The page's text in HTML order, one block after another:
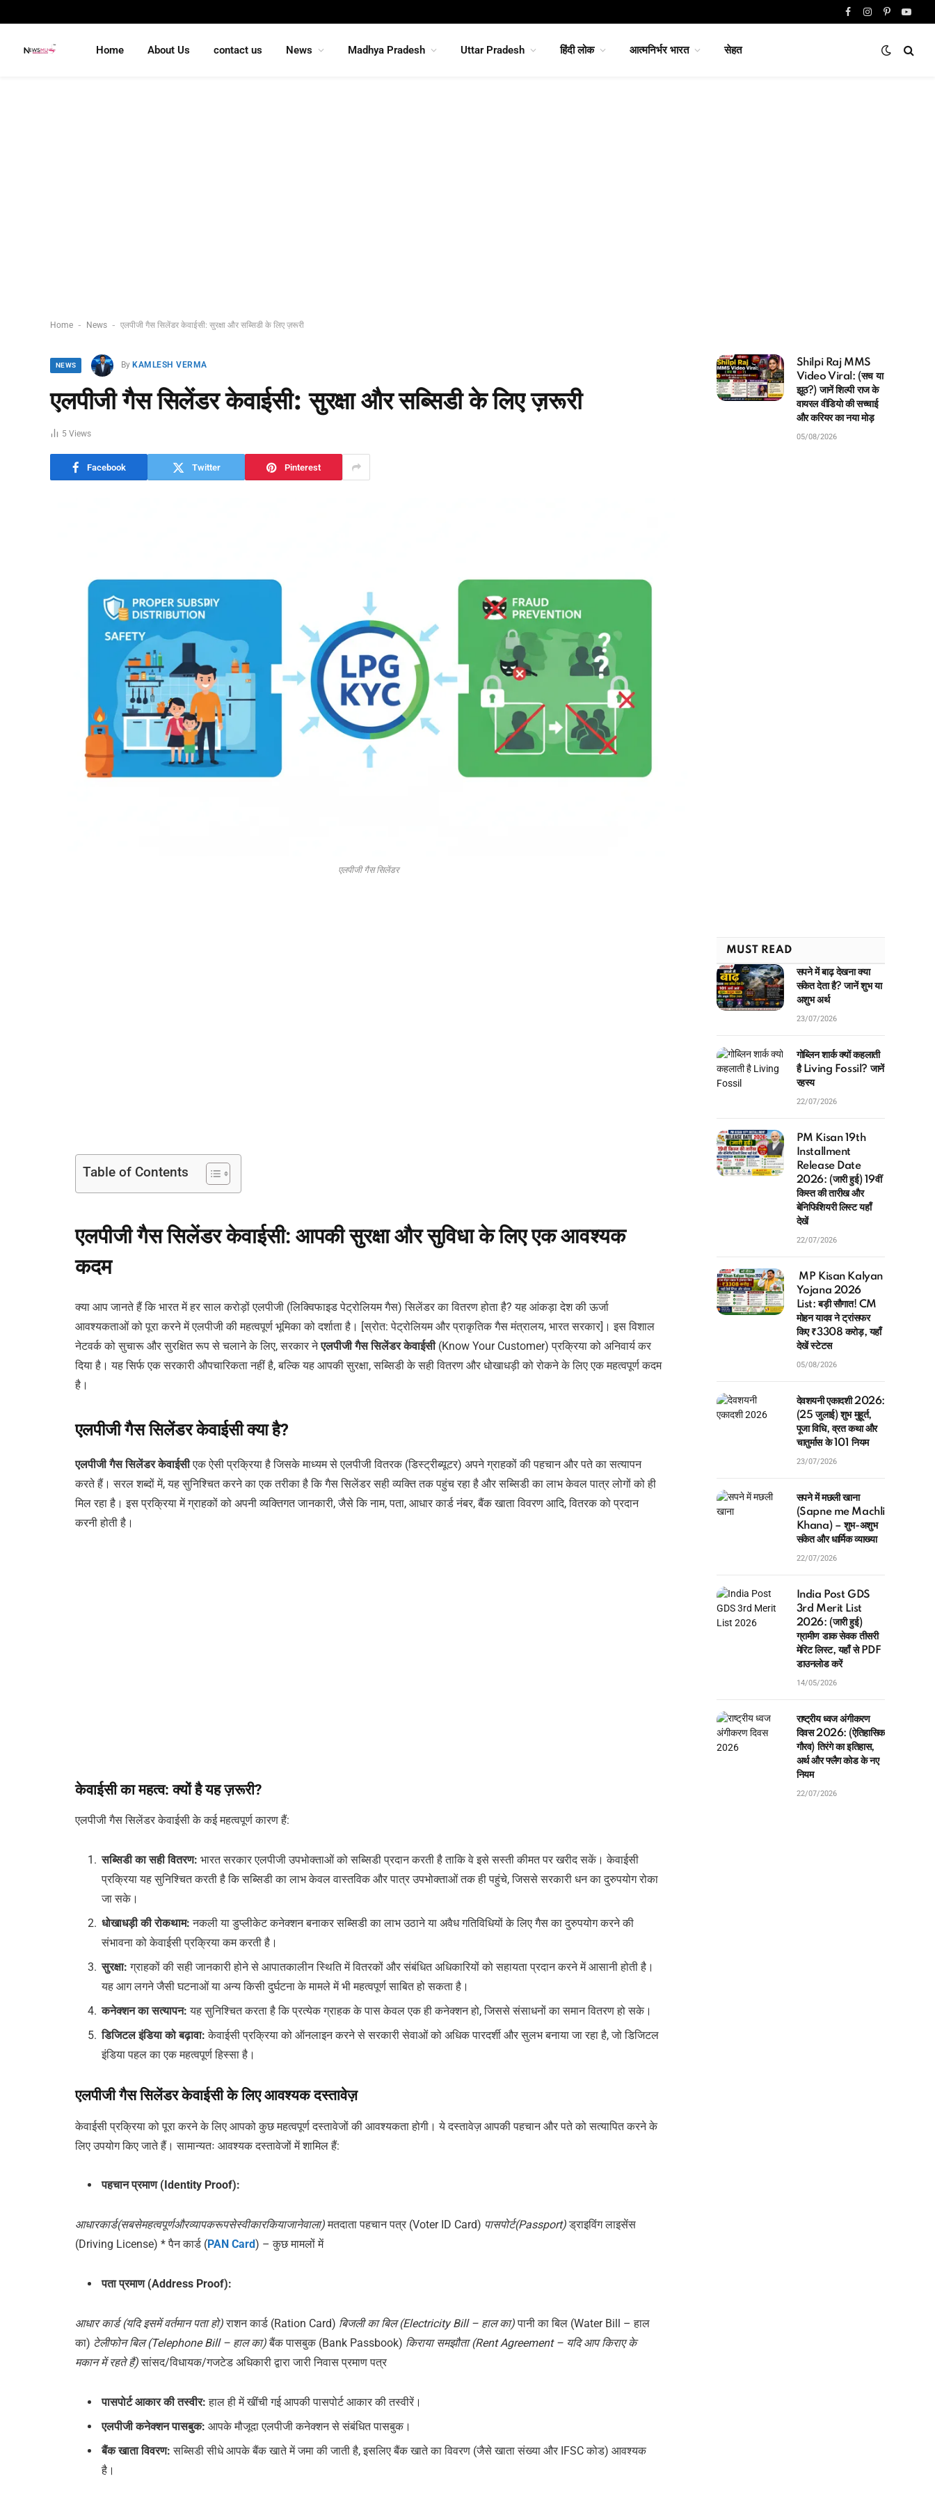
FacebookInstagram
Pinterest
Home About Us contact us News Madhya Pradesh Uttar Pradesh हिंदी लोक आत्मनिर्भर भारत सेहत
Home - News - एलपीजी गैस सिलेंडर केवाईसी: सुरक्षा और सब्सिडी के लिए ज़रूरी
NEWS By KAMLESH VERMA
एलपीजी गैस सिलेंडर केवाईसी: सुरक्षा और सब्सिडी के लिए ज़रूरी
5 Views
Facebook Twitter Pinterest
एलपीजी गैस सिलेंडर
Table of Contents
एलपीजी गैस सिलेंडर केवाईसी: आपकी सुरक्षा और सुविधा के लिए एक आवश्यक
कदम
क्या आप जानते हैं कि भारत में हर साल करोड़ों एलपीजी (लिक्विफाइड पेट्रोलियम गैस) सिलेंडर का वितरण होता है? यह आंकड़ा देश की ऊर्जा
आवश्यकताओं को पूरा करने में एलपीजी की महत्वपूर्ण भूमिका को दर्शाता है। [स्रोत: पेट्रोलियम और प्राकृतिक गैस मंत्रालय, भारत सरकार]। इस विशाल
नेटवर्क को सुचारू और सुरक्षित रूप से चलाने के लिए, सरकार नेएलपीजी गैस सिलेंडर केवाईसी(Know Your Customer) प्रक्रिया को अनिवार्य कर
दिया है। यह सिर्फ एक सरकारी औपचारिकता नहीं है, बल्कि यह आपकी सुरक्षा, सब्सिडी के सही वितरण और धोखाधड़ी को रोकने के लिए एक महत्वपूर्ण कदम
है।
एलपीजी गैस सिलेंडर केवाईसी क्या है?
एलपीजी गैस सिलेंडर केवाईसीएक ऐसी प्रक्रिया है जिसके माध्यम से एलपीजी वितरक (डिस्ट्रीब्यूटर) अपने ग्राहकों की पहचान और पते का सत्यापन
करते हैं। सरल शब्दों में, यह सुनिश्चित करने का एक तरीका है कि गैस सिलेंडर सही व्यक्ति तक पहुंच रहा है और सब्सिडी का लाभ केवल पात्र लोगों को ही
मिल रहा है। इस प्रक्रिया में ग्राहकों को अपनी व्यक्तिगत जानकारी, जैसे कि नाम, पता, आधार कार्ड नंबर, बैंक खाता विवरण आदि, वितरक को प्रदान
करनी होती है।
केवाईसी का महत्व: क्यों है यह ज़रूरी?
एलपीजी गैस सिलेंडर केवाईसी के कई महत्वपूर्ण कारण हैं:
सब्सिडी का सही वितरण: भारत सरकार एलपीजी उपभोक्ताओं को सब्सिडी प्रदान करती है ताकि वे इसे सस्ती कीमत पर खरीद सकें। केवाईसी
प्रक्रिया यह सुनिश्चित करती है कि सब्सिडी का लाभ केवल वास्तविक और पात्र उपभोक्ताओं तक ही पहुंचे, जिससे सरकारी धन का दुरुपयोग रोका
जा सके।
धोखाधड़ी की रोकथाम: नकली या डुप्लीकेट कनेक्शन बनाकर सब्सिडी का लाभ उठाने या अवैध गतिविधियों के लिए गैस का दुरुपयोग करने की
संभावना को केवाईसी प्रक्रिया कम करती है।
सुरक्षा: ग्राहकों की सही जानकारी होने से आपातकालीन स्थिति में वितरकों और संबंधित अधिकारियों को सहायता प्रदान करने में आसानी होती है।
यह आग लगने जैसी घटनाओं या अन्य किसी दुर्घटना के मामले में भी महत्वपूर्ण साबित हो सकता है।
कनेक्शन का सत्यापन: यह सुनिश्चित करता है कि प्रत्येक ग्राहक के पास केवल एक ही कनेक्शन हो, जिससे संसाधनों का समान वितरण हो सके।
डिजिटल इंडिया को बढ़ावा: केवाईसी प्रक्रिया को ऑनलाइन करने से सरकारी सेवाओं को अधिक पारदर्शी और सुलभ बनाया जा रहा है, जो डिजिटल
इंडिया पहल का एक महत्वपूर्ण हिस्सा है।
एलपीजी गैस सिलेंडर केवाईसी के लिए आवश्यक दस्तावेज़
केवाईसी प्रक्रिया को पूरा करने के लिए आपको कुछ महत्वपूर्ण दस्तावेजों की आवश्यकता होगी। ये दस्तावेज़ आपकी पहचान और पते को सत्यापित करने के
लिए उपयोग किए जाते हैं। सामान्यतः आवश्यक दस्तावेजों में शामिल हैं:
पहचान प्रमाण(Identity Proof):
आधारकार्ड(सबसेमहत्वपूर्णऔरव्यापकरूपसेस्वीकारकियाजानेवाला)मतदाता पहचान पत्र (Voter ID Card) पासपोर्ट(Passport)ड्राइविंग लाइसेंस
(Driving License) * पैन कार्ड (PAN Card) – कुछ मामलों में
पता प्रमाण(Address Proof):
आधार कार्ड(यदि इसमें वर्तमान पता हो)राशन कार्ड (Ration Card) बिजली का बिल(Electricity Bill – हाल का)पानी का बिल (Water Bill – हाल
का) टेलीफोन बिल(Telephone Bill – हाल का)बैंक पासबुक (Bank Passbook) किराया समझौता(Rent Agreement – यदि आप किराए के
मकान में रहते हैं)सांसद/विधायक/गजटेड अधिकारी द्वारा जारी निवास प्रमाण पत्र
पासपोर्ट आकार की तस्वीर: हाल ही में खींची गई आपकी पासपोर्ट आकार की तस्वीरें।
एलपीजी कनेक्शन पासबुक: आपके मौजूदा एलपीजी कनेक्शन से संबंधित पासबुक।
बैंक खाता विवरण: सब्सिडी सीधे आपके बैंक खाते में जमा की जाती है, इसलिए बैंक खाते का विवरण (जैसे खाता संख्या और IFSC कोड) आवश्यक
है।
Shilpi Raj MMS
Video Viral: (सच या
झूठ?) जानें शिल्पी राज के
वायरल वीडियो की सच्चाई
और करियर का नया मोड़
05/08/2026
MUST READ
सपने में बाढ़ देखना क्या
संकेत देता है? जानें शुभ या
अशुभ अर्थ
23/07/2026
गोब्लिन शार्क क्यों कहलाती
है Living Fossil? जानें
रहस्य
22/07/2026
PM Kisan 19th
Installment
Release Date
2026: (जारी हुई) 19वीं
किस्त की तारीख और
बेनिफिशियरी लिस्ट यहाँ
देखें
22/07/2026
MP Kisan Kalyan
Yojana 2026
List: बड़ी सौगात! CM
मोहन यादव ने ट्रांसफर
किए ₹3308 करोड़, यहाँ
देखें स्टेटस
05/08/2026
देवशयनी एकादशी 2026:
(25 जुलाई) शुभ मुहूर्त,
पूजा विधि, व्रत कथा और
चातुर्मास के 101 नियम
23/07/2026
सपने में मछली खाना
(Sapne me Machli
Khana) – शुभ-अशुभ
संकेत और धार्मिक व्याख्या
22/07/2026
India Post GDS
3rd Merit List
2026: (जारी हुई)
ग्रामीण डाक सेवक तीसरी
मेरिट लिस्ट, यहाँ से PDF
डाउनलोड करें
14/05/2026
राष्ट्रीय ध्वज अंगीकरण
दिवस 2026: (ऐतिहासिक
गौरव) तिरंगे का इतिहास,
अर्थ और फ्लैग कोड के नए
नियम
22/07/2026